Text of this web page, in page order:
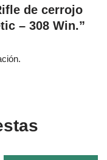
de cerrojo
– 308 Win.”